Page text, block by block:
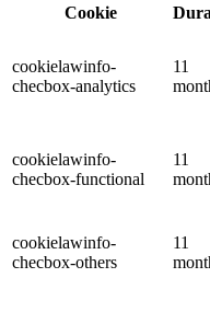
Cookie
cookielawinfo-
checbox-analytics
11
cookielawinfo-
checbox-functional
11
cookielawinfo-
checbox-others
11